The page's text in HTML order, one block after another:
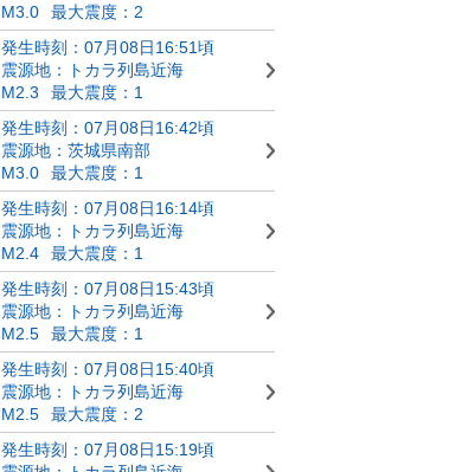
M3.0
最大震度：2
発生時刻：07月08日16:51頃
震源地：トカラ列島近海
M2.3
最大震度：1
発生時刻：07月08日16:42頃
震源地：茨城県南部
M3.0
最大震度：1
発生時刻：07月08日16:14頃
震源地：トカラ列島近海
M2.4
最大震度：1
発生時刻：07月08日15:43頃
震源地：トカラ列島近海
M2.5
最大震度：1
発生時刻：07月08日15:40頃
震源地：トカラ列島近海
M2.5
最大震度：2
発生時刻：07月08日15:19頃